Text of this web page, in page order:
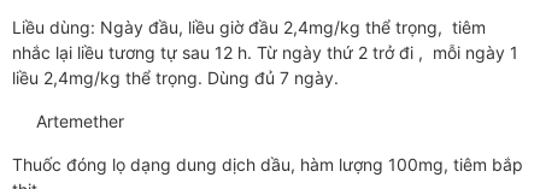
Liều dùng: Ngày đầu, liều giờ đầu 2,4mg/kg thể trọng, tiêm
nhắc lại liều tương tự sau 12 h. Từ ngày thứ 2 trở đi , mỗi ngày 1
liều 2,4mg/kg thể trọng. Dùng đủ 7 ngày.
Artemether
Thuốc đóng lọ dạng dung dịch dầu, hàm lượng 100mg, tiêm bắp